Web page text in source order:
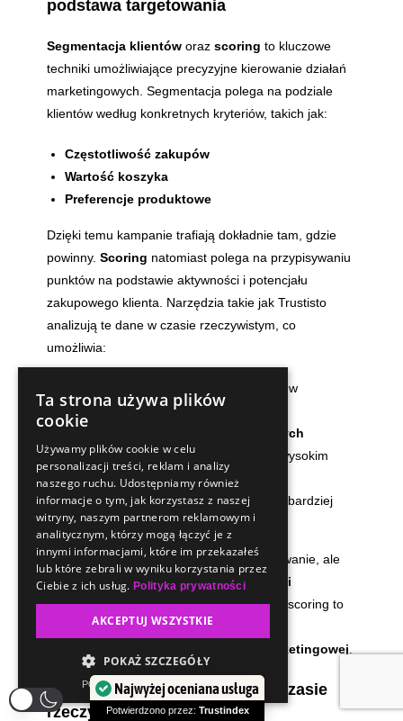
podstawa targetowania
Segmentacja klientów orazscoring to kluczowe
techniki umożliwiające precyzyjne kierowanie działań
marketingowych. Segmentacja polega na podziale
klientów według konkretnych kryteriów, takich jak:
Częstotliwość zakupów
Wartość koszyka
Preferencje produktowe
Dzięki temu kampanie trafiają dokładnie tam, gdzie
powinny.Scoring natomiast polega na przypisywaniu
punktów na podstawie aktywności i potencjału
zakupowego klienta. Narzędzia takie jak Trustisto
analizują te dane w czasie rzeczywistym, co
umożliwia:
na zmiany w
zachowaniu klienta
Optymalizację działań marketingowych
Priorytetową obsługę dla klientów z wysokim
scoringiem
Dostęp do limitowanych ofertdla najbardziej
zaangażowanych użytkowników
To podejście nie tylko zwiększa zaangażowanie, ale
również buduje poczucie wyjątkowości i
przynależności do marki. Segmentacja i scoring to
nie tylko analiza danych — to
nowoczesnej, skutecznej strategii marketingowej
Personalizacja komunikacji w czasie
rzeczywistymNajwyżej oceniana usługa
Ta strona używa plików
cookie
Używamy plików cookie w celu
personalizacji treści, reklam i analizy
naszego ruchu. Udostępniamy również
informacje o tym, jak korzystasz z naszej
witryny, naszym partnerom reklamowym i
analitycznym, którzy mogą łączyć je z
innymi informacjami, które im przekazałeś
lub które zebrali w wyniku korzystania przez
Ciebie z ich usług.Polityka prywatności
AKCEPTUJ WSZYSTKIE
POKAŻ SZCZEGÓŁY
POWERED BY COOKIESCRIPT